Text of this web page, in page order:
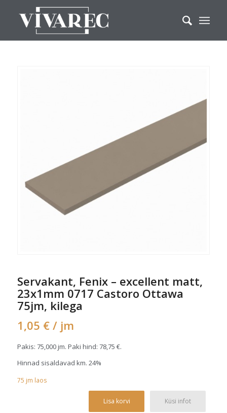
Servakant, Fenix – excellent matt,
23x1mm 0717 Castoro Ottawa
75jm, kilega
1,05 € / jm
Pakis: 75,000 jm. Paki hind: 78,75 €.
Hinnad sisaldavad km. 24%
75 jm laos
Lisa korvi Küsi infot